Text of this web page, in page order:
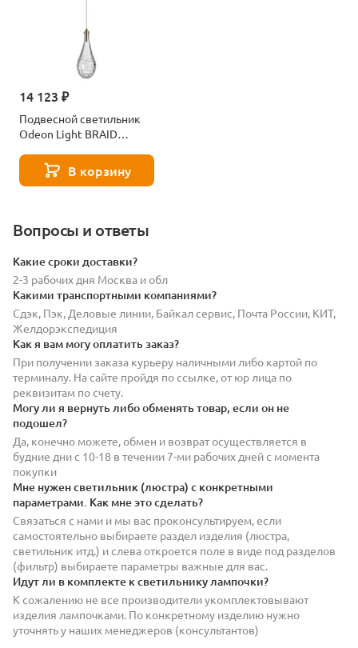
14 123 ₽
Подвесной светильник
Odeon Light BRAID
В корзину
Вопросы и ответы
Какие сроки доставки?
2-3 рабочих дня Москва и обл
Какими транспортными компаниями?
Сдэк, Пэк, Деловые линии, Байкал сервис, Почта России, КИТ,
Желдорэкспедиция
Как я вам могу оплатить заказ?
При получении заказа курьеру наличными либо картой по
терминалу. На сайте пройдя по ссылке, от юр лица по
реквизитам по счету.
Могу ли я вернуть либо обменять товар, если он не
подошел?
Да, конечно можете, обмен и возврат осуществляется в
будние дни с 10-18 в течении 7-ми рабочих дней с момента
покупки
Мне нужен светильник (люстра) с конкретными
параметрами. Как мне это сделать?
Связаться с нами и мы вас проконсультируем, если
самостоятельно выбираете раздел изделия (люстра,
светильник итд.) и слева откроется поле в виде под разделов
(фильтр) выбираете параметры важные для вас.
Идут ли в комплекте к светильнику лампочки?
К сожалению не все производители укомплектовывают
изделия лампочками. По конкретному изделию нужно
уточнять у наших менеджеров (консультантов)